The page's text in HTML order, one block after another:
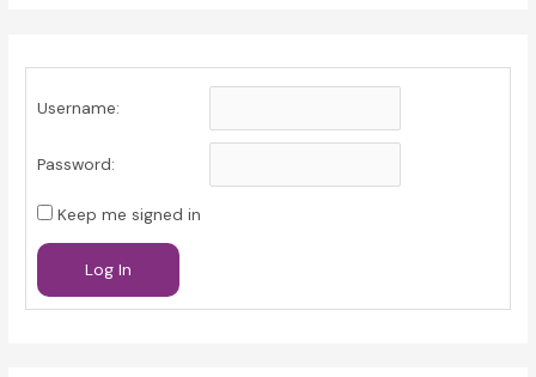
Username:
Password:
Keep me signed in
Log In